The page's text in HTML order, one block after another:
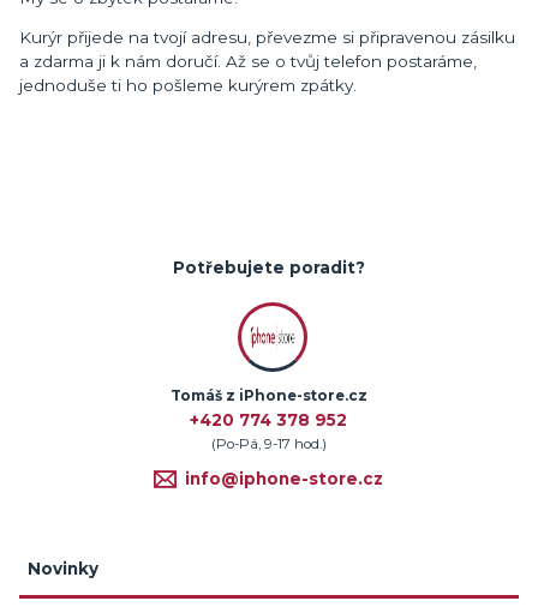
Kurýr přijede na tvojí adresu, převezme si připravenou zásilku
a zdarma ji k nám doručí. Až se o tvůj telefon postaráme,
jednoduše ti ho pošleme kurýrem zpátky.
Potřebujete poradit?
Tomáš z iPhone-store.cz
+420 774 378 952
(Po-Pá, 9-17 hod.)
info@iphone-store.cz
Novinky